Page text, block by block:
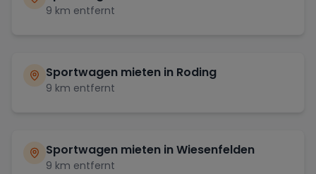
9 km entfernt
Sportwagen mieten in Roding
9 km entfernt
Sportwagen mieten inWiesenfelden
9 km entfernt